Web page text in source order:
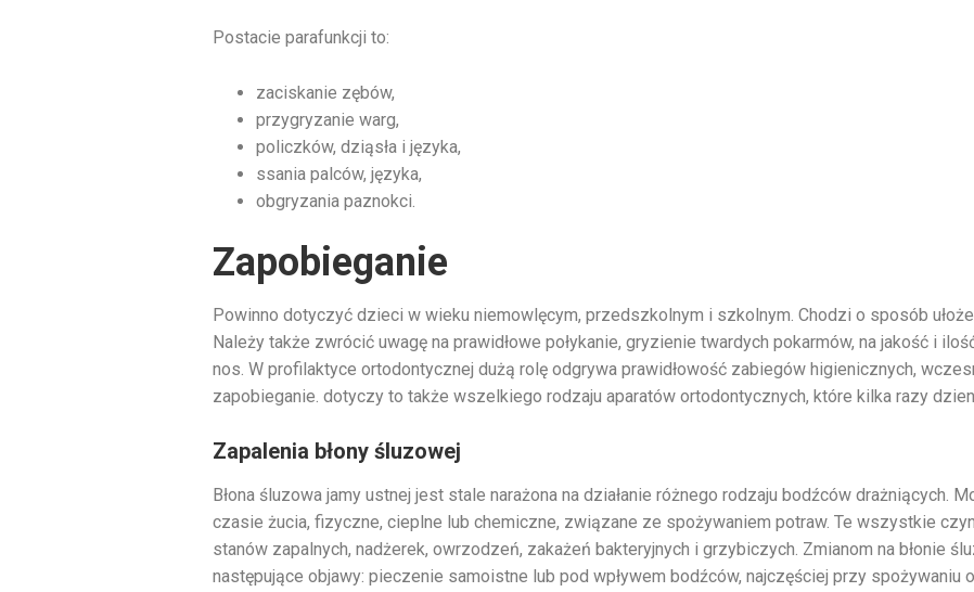
Postacie parafunkcji to:
zaciskanie zębów,
przygryzanie warg,
policzków, dziąsła i języka,
ssania palców, języka,
obgryzania paznokci.
Zapobieganie
Powinno dotyczyć dzieci w wieku niemowlęcym, przedszkolnym i szkolnym. Chodzi o sposób
Należy także zwrócić uwagę na prawidłowe połykanie, gryzienie twardych pokarmów, na jakość i
nos. W profilaktyce ortodontycznej dużą rolę odgrywa prawidłowość zabiegów higienicznych,
zapobieganie. dotyczy to także wszelkiego rodzaju aparatów ortodontycznych, które kilka razy
Zapalenia błony śluzowej
Błona śluzowa jamy ustnej jest stale narażona na działanie różnego rodzaju bodźców drażniących.
czasie żucia, fizyczne, cieplne lub chemiczne, związane ze spożywaniem potraw. Te wszystkie
stanów zapalnych, nadżerek, owrzodzeń, zakażeń bakteryjnych i grzybiczych. Zmianom na błonie
następujące objawy: pieczenie samoistne lub pod wpływem bodźców, najczęściej przy spożywaniu